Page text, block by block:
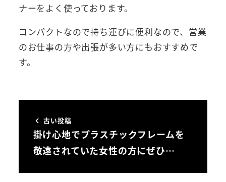
ナーをよく使っております。
コンパクトなので持ち運びに便利なので、営業
のお仕事の方や出張が多い方にもおすすめで
す。
古い投稿
掛け心地でプラスチックフレームを
敬遠されていた女性の方にぜひ…